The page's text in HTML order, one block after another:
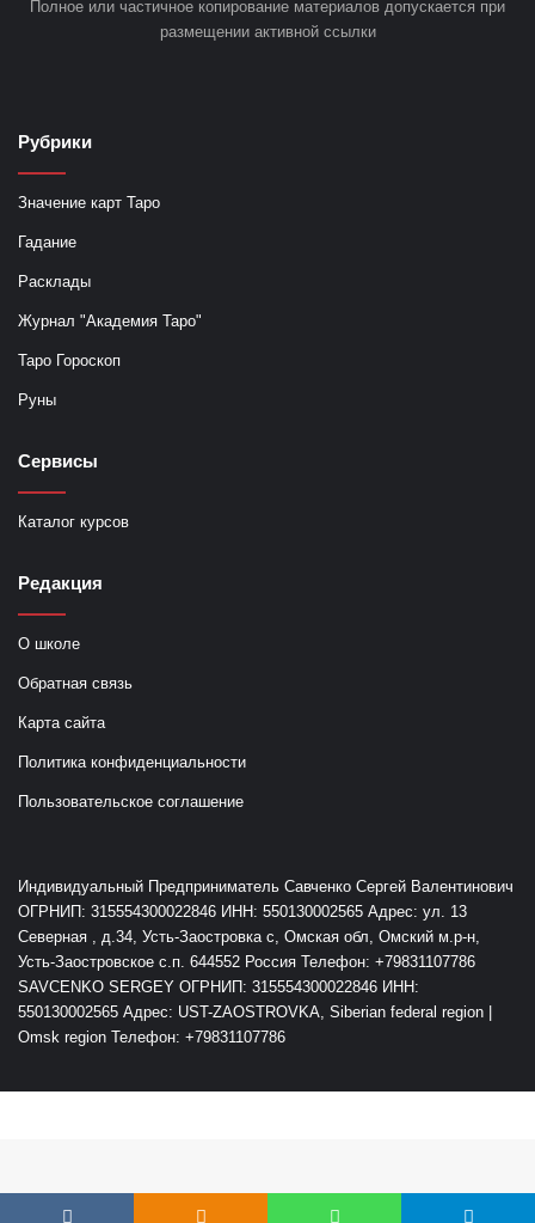
Полное или частичное копирование материалов допускается при
размещении активной ссылки
Рубрики
Значение карт Таро
Гадание
Расклады
Журнал "Академия Таро"
Таро Гороскоп
Руны
Сервисы
Каталог курсов
Редакция
О школе
Обратная связь
Карта сайта
Политика конфиденциальности
Пользовательское соглашение
Индивидуальный Предприниматель Савченко Сергей Валентинович
ОГРНИП: 315554300022846 ИНН: 550130002565 Адрес: ул. 13
Северная , д.34, Усть-Заостровка с, Омская обл, Омский м.р-н,
Усть-Заостровское с.п. 644552 Россия Телефон: +79831107786
SAVCENKO SERGEY ОГРНИП: 315554300022846 ИНН:
550130002565 Адрес: UST-ZAOSTROVKA, Siberian federal region |
Omsk region Телефон: +79831107786